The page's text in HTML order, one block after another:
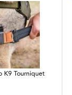
K9 Tourniquet